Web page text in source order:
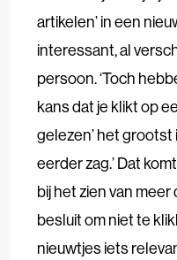
artikelen’ in een
interessant, al
persoon. ‘Toch
kans dat je klikt op
gelezen’ het grootst
eerder zag.’ Dat
bij het zien van
besluit om niet te
nieuwtjes iets